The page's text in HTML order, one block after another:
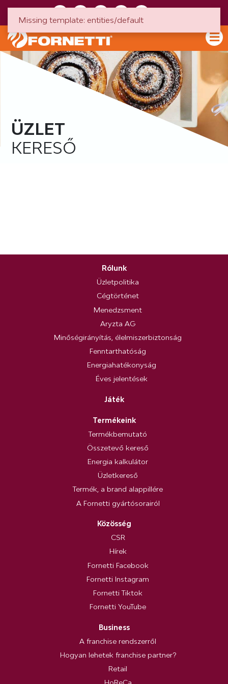
ÜZLET
KERESŐ
Rólunk
Üzletpolitika
Cégtörténet
Menedzsment
Aryzta AG
Minőségirányítás, élelmiszerbiztonság
Fenntarthatóság
Energiahatékonyság
Éves jelentések
Játék
Termékeink
Termékbemutató
Összetevő kereső
Energia kalkulátor
Üzletkereső
Termék, a brand alappillére
A Fornetti gyártósorairól
Közösség
CSR
Hírek
Fornetti Facebook
Fornetti Instagram
Fornetti Tiktok
Fornetti YouTube
Business
A franchise rendszerről
Hogyan lehetek franchise partner?
Retail
Missing template: entities/default